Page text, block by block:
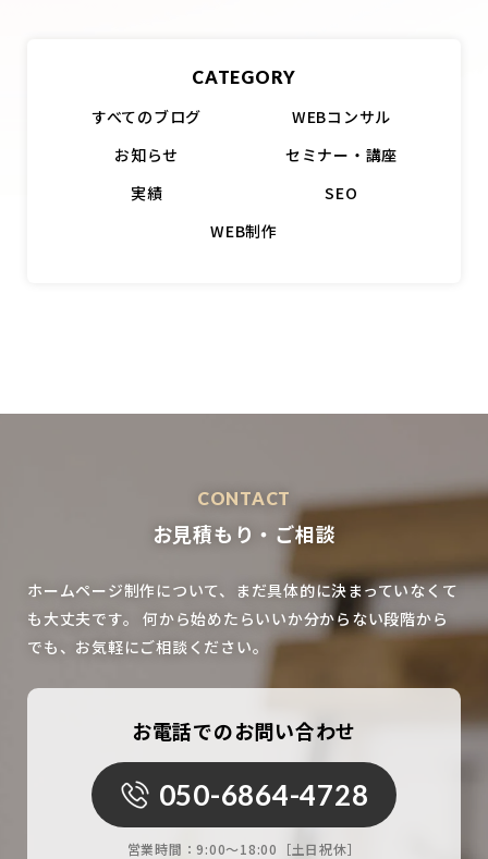
CATEGORY
すべてのブログ
WEBコンサル
お知らせ
セミナー・講座
実績
SEO
WEB制作
CONTACT
お見積もり・ご相談
ホームページ制作について、まだ具体的に決まっていなくて
も大丈夫です。 何から始めたらいいか分からない段階から
でも、お気軽にご相談ください。
お電話でのお問い合わせ
050-6864-4728
営業時間：9:00〜18:00［土日祝休］